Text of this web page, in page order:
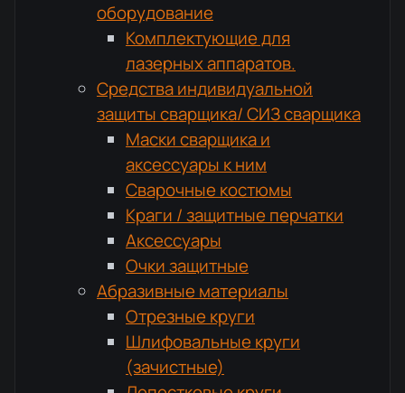
оборудование
Комплектующие для
лазерных аппаратов.
Средства индивидуальной
защиты сварщика/ СИЗ сварщика
Маски сварщика и
аксессуары к ним
Сварочные костюмы
Краги / защитные перчатки
Аксессуары
Очки защитные
Абразивные материалы
Отрезные круги
Шлифовальные круги
(зачистные)